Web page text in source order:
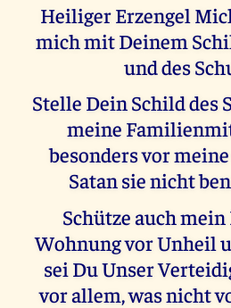
Heiliger Erzengel
mich mit Deinem
und des
Stelle Dein Schild des
meine
besonders vor
Satan sie nicht
Schütze auch
Wohnung vor Unheil
sei Du Unser
vor allem, was nicht